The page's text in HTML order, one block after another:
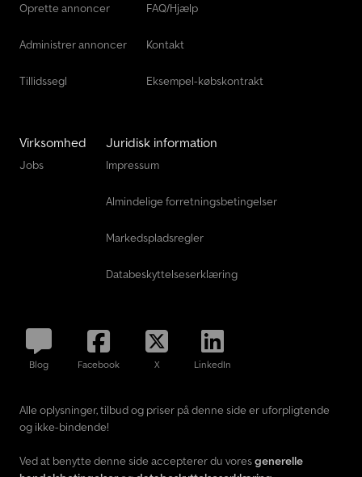
Oprette annoncer
Administrer annoncer
Tillidssegl
FAQ/Hjælp
Kontakt
Eksempel-købskontrakt
Virksomhed
Jobs
Juridisk information
Impressum
Almindelige forretningsbetingelser
Markedspladsregler
Databeskyttelseserklæring
Blog Facebook X LinkedIn
Alle oplysninger, tilbud og priser på denne side er uforpligtende
og ikke-bindende!
Ved at benytte denne side accepterer du voresgenerelle